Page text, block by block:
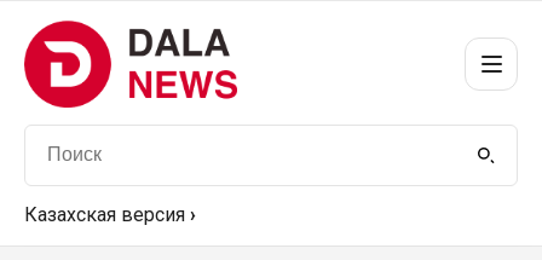
Казахская версия ›